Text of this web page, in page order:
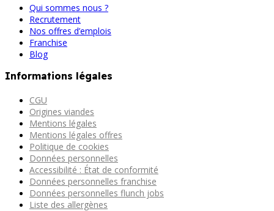
Qui sommes nous ?
Recrutement
Nos offres d’emplois
Franchise
Blog
Informations légales
CGU
Origines viandes
Mentions légales
Mentions légales offres
Politique de cookies
Données personnelles
Accessibilité : État de conformité
Données personnelles franchise
Données personnelles flunch jobs
Liste des allergènes